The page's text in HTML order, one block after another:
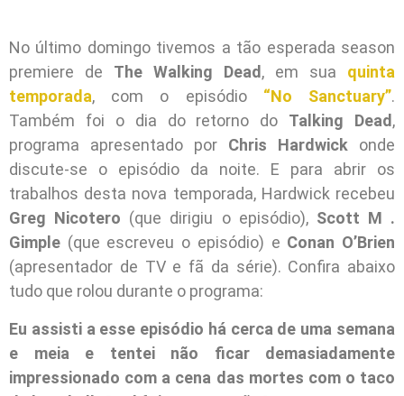
No último domingo tivemos a tão esperada season
premiere de The Walking Dead, em sua quinta
temporada, com o episódio “No Sanctuary”.
Também foi o dia do retorno do Talking Dead,
programa apresentado por Chris Hardwick onde
discute-se o episódio da noite. E para abrir os
trabalhos desta nova temporada, Hardwick recebeu
Greg Nicotero (que dirigiu o episódio), Scott M .
Gimple (que escreveu o episódio) e Conan O’Brien
(apresentador de TV e fã da série). Confira abaixo
tudo que rolou durante o programa:
Eu assisti a esse episódio há cerca de uma semana
e meia e tentei não ficar demasiadamente
impressionado com a cena das mortes com o taco